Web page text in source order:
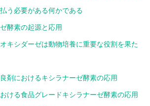
う必要がある何かである
酵素の起源と応用
キシダーゼは動物培養に重要な役割を果た
剤におけるキシラナーゼ酵素の応用
ける食品グレードキシラナーゼ酵素の応用